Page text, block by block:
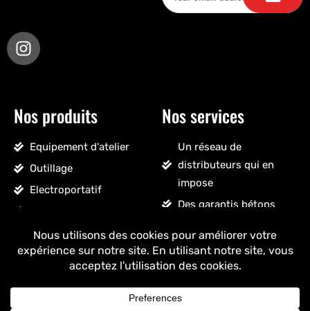
Nos produits
Equipement d'atelier
Outillage
Electroportatif
Accessoires véhicules
Nettoyage, droguerie
Voir tous les produits
Nos services
Un réseau de
distributeurs qui en
impose
Des garantis bétons
Un stock massif
Un ancrage français
+ de 25 ans